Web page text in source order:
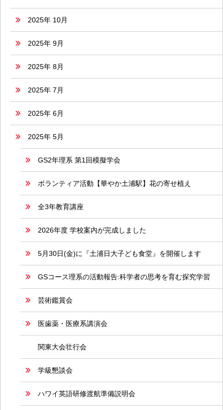
2025年 10月
2025年 9月
2025年 8月
2025年 7月
2025年 6月
2025年 5月
GS2年理系 第1回模擬学会
ボランティア活動【華やか土浦駅】花の寄せ植え
全3年教育講座
2026年度 学校案内が完成しました
5月30日(金)に『土浦日大子ども食堂』を開催します
GSコース理系の活動報告:科学者の思考を育む探究学習
芸術鑑賞会
医歯薬・医療系講演会
関東大会壮行会
学級懇談会
ハワイ英語研修渡航準備説明会